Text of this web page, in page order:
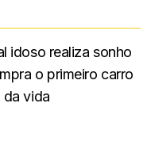
idoso realiza sonho
o primeiro carro
da vida